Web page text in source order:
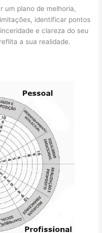
um plano de melhoria,
identificar pontos
e clareza do seu
a sua realidade.